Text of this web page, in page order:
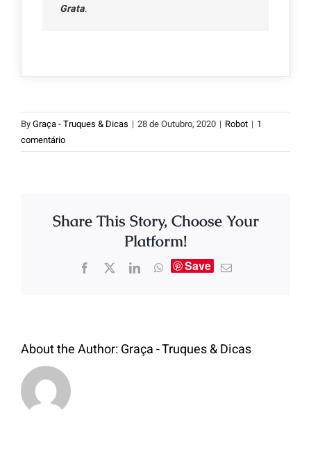
Grata.
ByGraça - Truques & Dicas | 28 de Outubro, 2020 | Robot | 1
comentário
Share This Story, Choose Your
Platform!
Save
About the Author:Graça - Truques & Dicas